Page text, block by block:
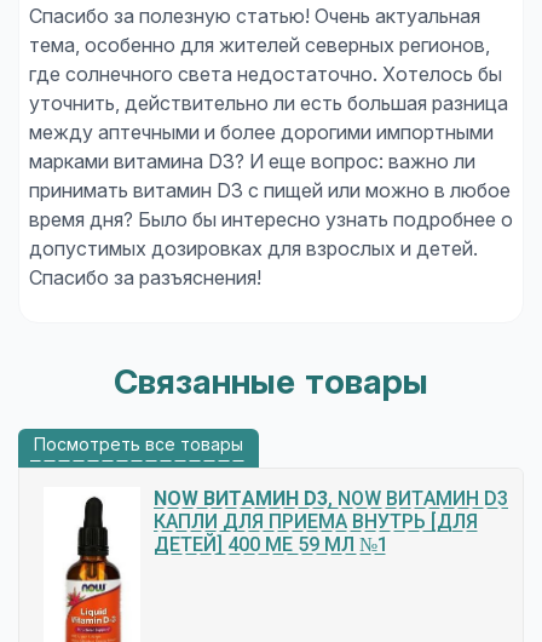
Спасибо за полезную статью! Очень актуальная
тема, особенно для жителей северных регионов,
где солнечного света недостаточно. Хотелось бы
уточнить, действительно ли есть большая разница
между аптечными и более дорогими импортными
марками витамина D3? И еще вопрос: важно ли
принимать витамин D3 с пищей или можно в любое
время дня? Было бы интересно узнать подробнее о
допустимых дозировках для взрослых и детей.
Спасибо за разъяснения!
Связанные товары
Посмотреть все товары
NOW ВИТАМИН D3, NOW ВИТАМИН D3
КАПЛИ ДЛЯ ПРИЕМА ВНУТРЬ [ДЛЯ
ДЕТЕЙ] 400 МЕ 59 МЛ №1